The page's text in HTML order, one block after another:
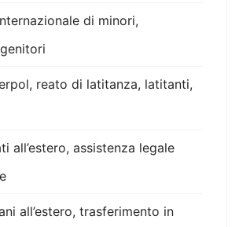
di minori,
reato di latitanza, latitanti,
all’estero, assistenza legale
all’estero, trasferimento in